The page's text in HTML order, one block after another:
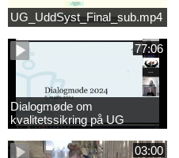
UG_UddSyst_Final_sub.mp4
77:06
Dialogmøde om
kvalitetssikring på UG
03:00